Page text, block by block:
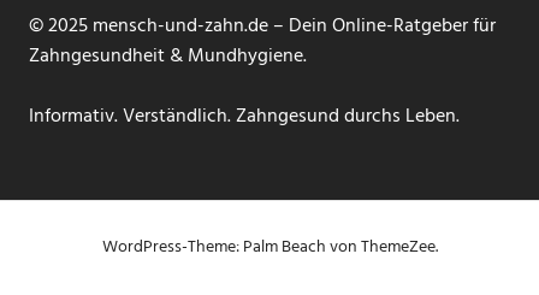
© 2025 mensch-und-zahn.de – Dein Online-Ratgeber für
Zahngesundheit & Mundhygiene.
Informativ. Verständlich. Zahngesund durchs Leben.
WordPress-Theme: Palm Beach von ThemeZee.